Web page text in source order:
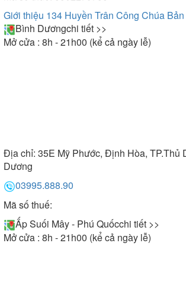
Giới thiệu 134 Huyền Trân Công Chúa
Bình Dươngchi tiết >>
Mở cửa : 8h - 21h00 (kể cả ngày lễ)
Địa chỉ: 35E Mỹ Phước, Định Hòa, TP.Thủ
Dương
03995.888.90
Mã số thuế:
Ấp Suối Mây - Phú Quốcchi tiết >>
Mở cửa : 8h - 21h00 (kể cả ngày lễ)